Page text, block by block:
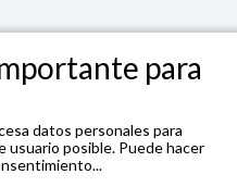
para
datos personales para
usuario posible. Puede hacer